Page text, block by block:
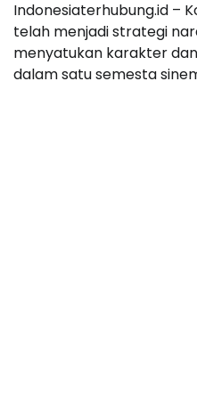
Indonesiaterhubung.id –
telah menjadi strategi
menyatukan karakter
dalam satu semesta